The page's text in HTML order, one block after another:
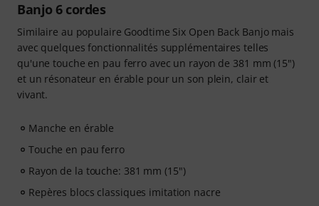
Banjo 6 cordes
Similaire au populaire Goodtime Six Open Back Banjo mais
avec quelques fonctionnalités supplémentaires telles
qu'une touche en pau ferro avec un rayon de 381 mm (15")
et un résonateur en érable pour un son plein, clair et
vivant.
Manche en érable
Touche en pau ferro
Rayon de la touche: 381 mm (15")
Repères blocs classiques imitation nacre